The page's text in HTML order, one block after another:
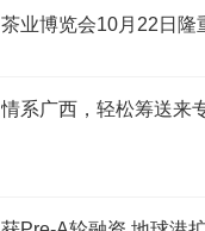
茶业博览会10月22日隆
情系广西，轻松筹送来